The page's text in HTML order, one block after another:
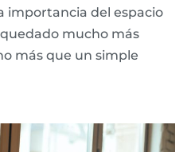
importancia del espacio
mucho más
más que un simple